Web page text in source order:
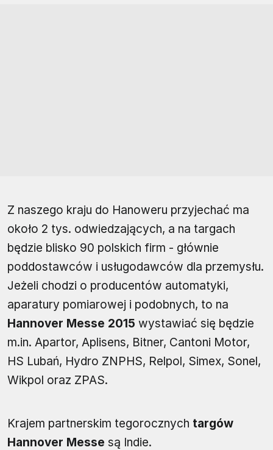
Z naszego kraju do Hanoweru przyjechać ma
około 2 tys. odwiedzających, a na targach
będzie blisko 90 polskich firm - głównie
poddostawców i usługodawców dla przemysłu.
Jeżeli chodzi o producentów automatyki,
aparatury pomiarowej i podobnych, to na
Hannover Messe 2015 wystawiać się będzie
m.in. Apartor, Aplisens, Bitner, Cantoni Motor,
HS Lubań, Hydro ZNPHS, Relpol, Simex, Sonel,
Wikpol oraz ZPAS.
Krajem partnerskim tegorocznych targów
Hannover Messe są Indie.